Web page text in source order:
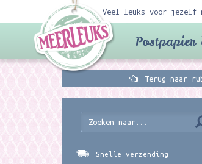
Veel leuks voor jezelf
Postpapier
Terug naar
Snelle verzending